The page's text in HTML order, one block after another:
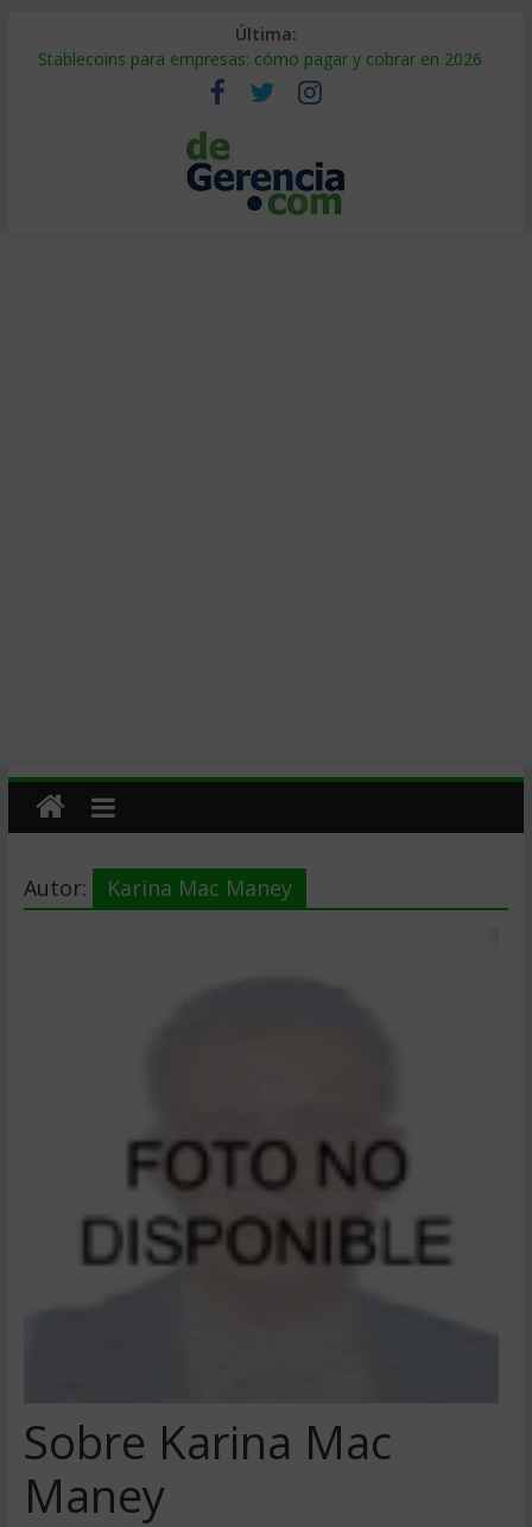
Última:
Stablecoins para empresas: cómo pagar y cobrar en 2026
Despido silencioso: qué es y por qué sale tan caro
IA en selección de personal: cómo auditarla a tiempo
Trabajo forzoso en la cadena de suministro: qué hacer
Mercado hispano de EE. UU.: cómo segmentarlo y venderle
Autor: Karina Mac Maney
Sobre Karina Mac
Maney